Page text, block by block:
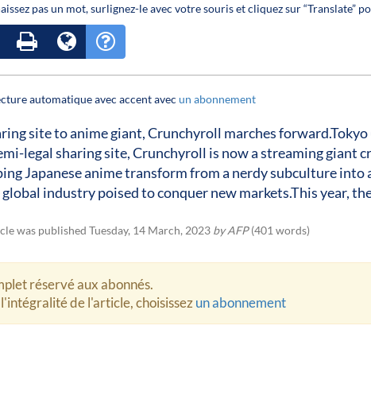
pas un mot, surlignez-le avec votre souris et cliquez sur “Translate”
automatique avec accent avecun abonnement
site to anime giant, Crunchyroll marches forward.Tokyo
legal sharing site, Crunchyroll is now a streaming giant
Japanese anime transform from a nerdy subculture into
industry poised to conquer new markets.This year,
was published Tuesday, 14 March, 2023 by AFP(401 words)
réservé aux abonnés.
de l'article, choisissezun abonnement